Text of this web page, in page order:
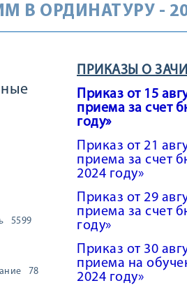
В ОРДИНАТУРУ -
5599
78
ПРИКАЗЫ О
Приказ от 15
приема за счет
году»
Приказ от 21
приема за счет
2024 году»
Приказ от 29
приема за счет
году»
Приказ от 30
приема на
2024 году»